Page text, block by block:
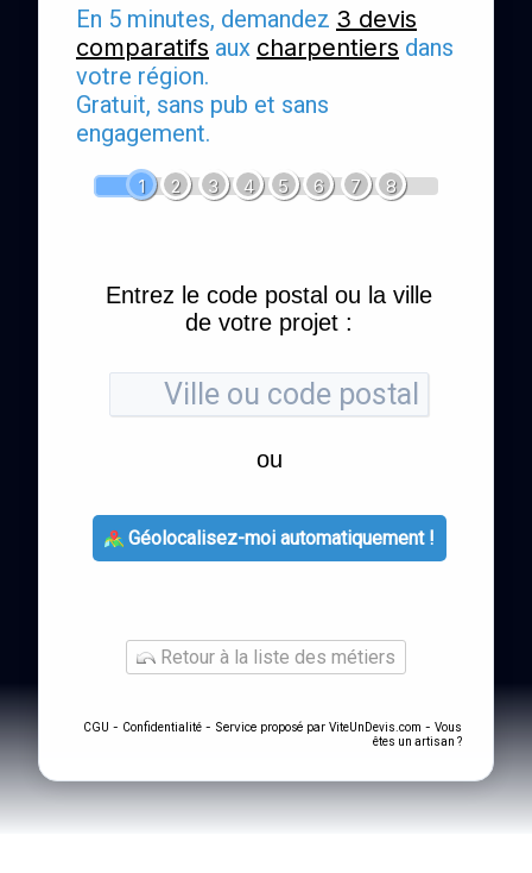
En 5 minutes, demandez 3 devis
comparatifs aux charpentiers dans
votre région.
Gratuit, sans pub et sans
engagement.
1 2 3 4 5 6 7 8
Entrez le code postal ou la ville
de votre projet :
ou
Géolocalisez-moi automatiquement !
Retour à la liste des métiers
CGU - Confidentialité - Service proposé par ViteUnDevis.com - Vous
êtes un artisan ?